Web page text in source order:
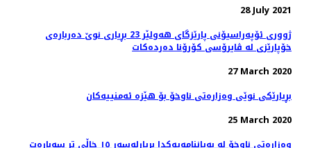
28 July 2021
ژووری ئۆپەراسیۆنی پارێزگای هەولێر 23 بڕیاری نوێ‌ دەربارەی
خۆپارێزی لە ڤایرۆسی كۆرۆنا دەردەكات
27 March 2020
بڕیارێكی نوێی وەزارەتی ناوخۆ بۆ هێزە ئەمنییەكان
25 March 2020
وەزارەتی ناوخۆ لە بەیاننامەیەکدا بڕیارلەسەر ١٥ خاڵی تر سەبارەت